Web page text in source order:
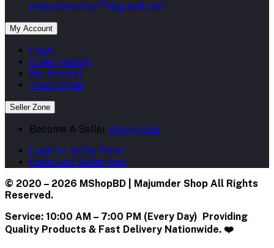
majumdershop77@gmail.com
My Account
Login
Order History
My Wishlist
Track Order
Seller Zone
Become A Seller Apply Now
Login to Seller Panel
Download Seller App
© 2020 – 2026 MShopBD | Majumder Shop All Rights
Reserved.
Service: 10:00 AM – 7:00 PM (Every Day) Providing
Quality Products & Fast Delivery Nationwide. ❤️